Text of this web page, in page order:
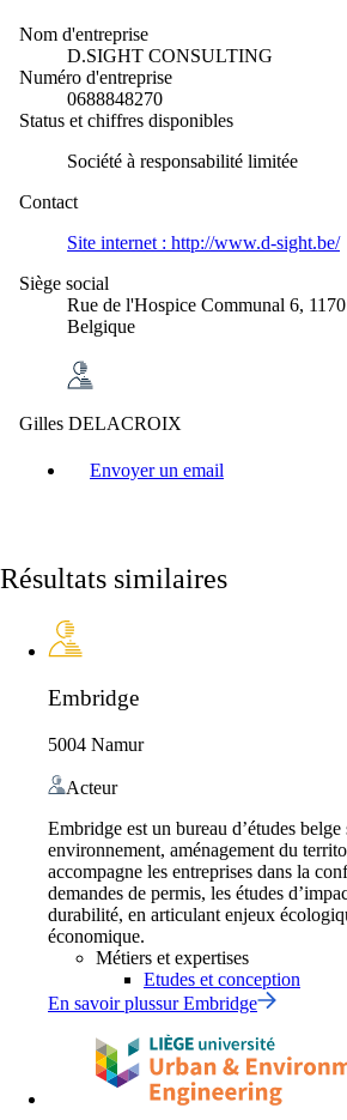
Nom d'entreprise
D.SIGHT CONSULTING
Numéro d'entreprise
0688848270
Status et chiffres disponibles
Société à responsabilité limitée
Contact
Site internet : http://www.d-sight.be/
Siège social
Rue de l'Hospice Communal 6,
Belgique
Gilles DELACROIX
Envoyer un email
Résultats similaires
Embridge
5004 Namur
Acteur
Embridge est un bureau d’études belge
environnement, aménagement du
accompagne les entreprises dans la
demandes de permis, les études
durabilité, en articulant enjeux
économique.
Métiers et expertises
Etudes et conception
En savoir plussurEmbridge